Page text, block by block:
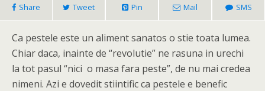
Share Tweet Pin Mail SMS
Ca pestele este un aliment sanatos o stie toata lumea.
Chiar daca, inainte de “revolutie” ne rasuna in urechi
la tot pasul “nici o masa fara peste”, de nu mai credea
nimeni. Azi e dovedit stiintific ca pestele e benefic